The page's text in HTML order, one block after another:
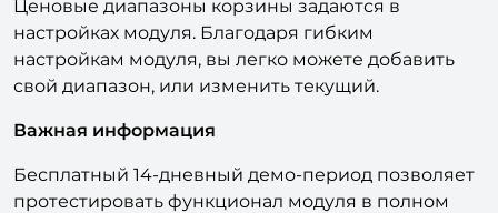
Ценовые диапазоны корзины задаются в
настройках модуля. Благодаря гибким
настройкам модуля, вы легко можете добавить
свой диапазон, или изменить текущий.
Важная информация
Бесплатный 14-дневный демо-период позволяет
протестировать функционал модуля в полном